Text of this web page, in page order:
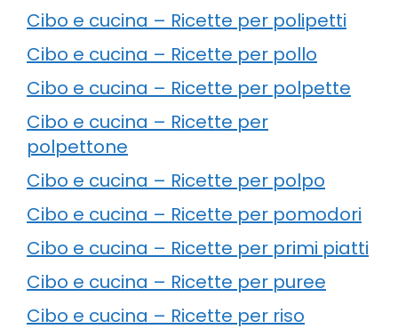
Cibo e cucina – Ricette per polipetti
Cibo e cucina – Ricette per pollo
Cibo e cucina – Ricette per polpette
Cibo e cucina – Ricette per
polpettone
Cibo e cucina – Ricette per polpo
Cibo e cucina – Ricette per pomodori
Cibo e cucina – Ricette per primi piatti
Cibo e cucina – Ricette per puree
Cibo e cucina – Ricette per riso